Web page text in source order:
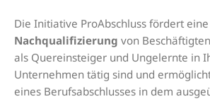
Die Initiative ProAbschluss fördert eine
Nachqualifizierung von
als Quereinsteiger und Ungelernte in
Unternehmen tätig sind und
eines Berufsabschlusses in dem